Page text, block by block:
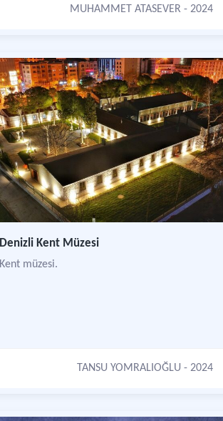
MUHAMMET ATASEVER - 2024
Denizli Kent Müzesi
Kent müzesi.
TANSU YOMRALIOĞLU - 2024